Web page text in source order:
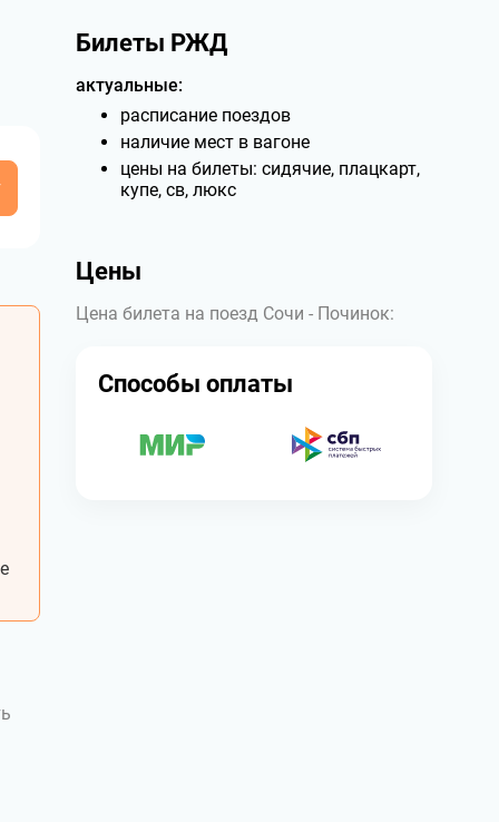
Билеты РЖД
актуальные:
расписание поездов
наличие мест в вагоне
цены на билеты: сидячие, плацкарт,
купе, св, люкс
Цены
Цена билета на поезд Сочи - Починок:
Способы оплаты